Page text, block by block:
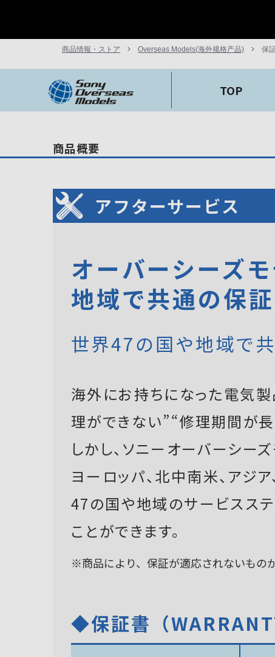
商品情報・ストア Overseas Models(海外规格产品) 保
TOP
商品概要
アフターサービス
オーバーシーズ
地域で共通の保
世界47の国や地域で
海外にお持ちになった電気
理ができない”“修理期間が長
しかし、ソニーオーバーシー
ヨーロッパ、北中南米、アジ
47の国や地域のサービスス
ことができます。
※商品により、保証が適応されないもの
◆保証書（